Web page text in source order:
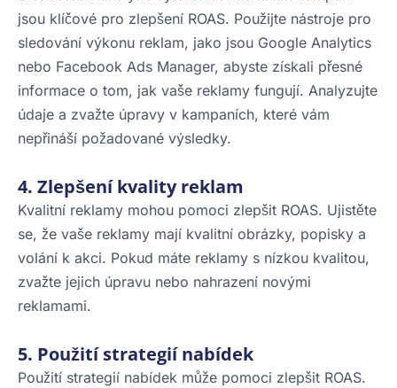
jsou klíčové pro zlepšení ROAS. Použijte nástroje pro
sledování výkonu reklam, jako jsou Google Analytics
nebo Facebook Ads Manager, abyste získali přesné
informace o tom, jak vaše reklamy fungují. Analyzujte
údaje a zvažte úpravy v kampaních, které vám
nepřináší požadované výsledky.
4. Zlepšení kvality reklam
Kvalitní reklamy mohou pomoci zlepšit ROAS. Ujistěte
se, že vaše reklamy mají kvalitní obrázky, popisky a
volání k akci. Pokud máte reklamy s nízkou kvalitou,
zvažte jejich úpravu nebo nahrazení novými
reklamami.
5. Použití strategií nabídek
Použití strategií nabídek může pomoci zlepšit ROAS.